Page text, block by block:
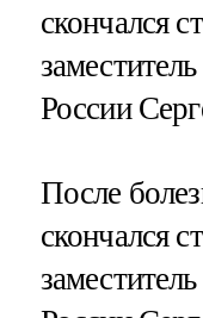
скончался
России
После
скончался